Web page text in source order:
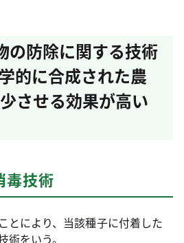
の防除に関する技術
的に合成された農
させる効果が高い
毒技術
とにより、当該種子に付着した
をいう。